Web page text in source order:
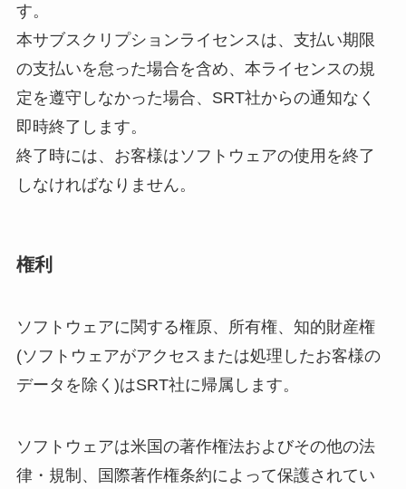
す。
本サブスクリプションライセンスは、支払い期限
の支払いを怠った場合を含め、本ライセンスの規
定を遵守しなかった場合、SRT社からの通知なく
即時終了します。
終了時には、お客様はソフトウェアの使用を終了
しなければなりません。
権利
ソフトウェアに関する権原、所有権、知的財産権
(ソフトウェアがアクセスまたは処理したお客様の
データを除く)はSRT社に帰属します。
ソフトウェアは米国の著作権法およびその他の法
律・規制、国際著作権条約によって保護されてい